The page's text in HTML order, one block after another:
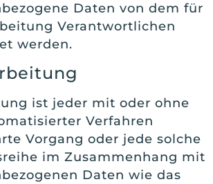
Daten von dem für
Verantwortlichen
werden.
ist jeder mit oder ohne
Verfahren
Vorgang oder jede solche
im Zusammenhang mit
Daten wie das